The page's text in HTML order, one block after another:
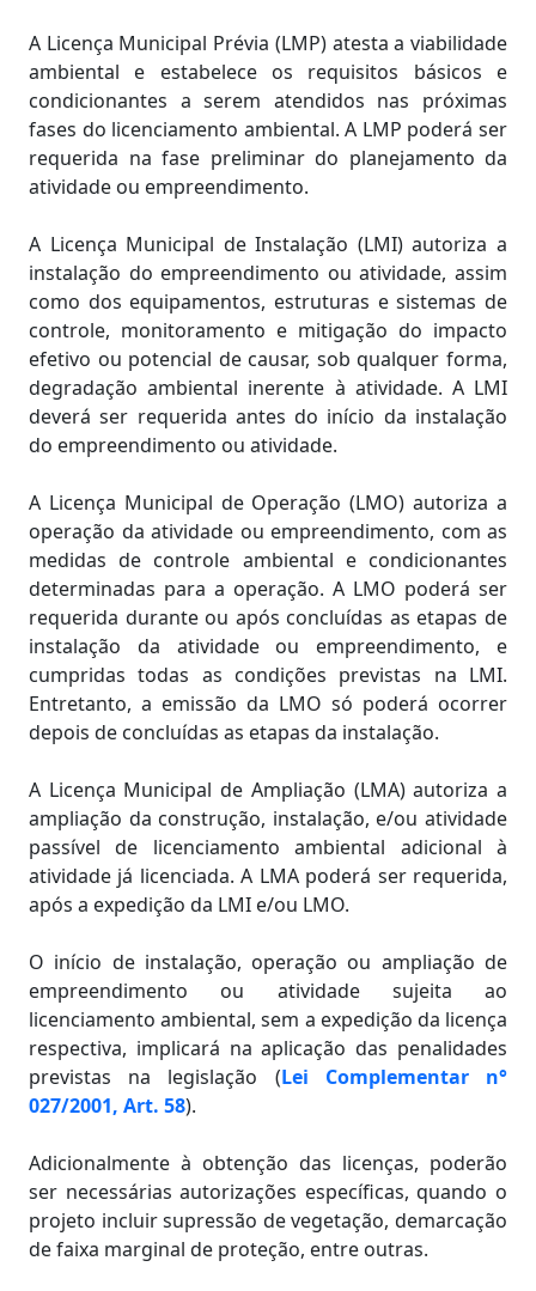
A Licença Municipal Prévia (LMP) atesta a viabilidade
ambiental e estabelece os requisitos básicos e
condicionantes a serem atendidos nas próximas
fases do licenciamento ambiental. A LMP poderá ser
requerida na fase preliminar do planejamento da
atividade ou empreendimento.
A Licença Municipal de Instalação (LMI) autoriza a
instalação do empreendimento ou atividade, assim
como dos equipamentos, estruturas e sistemas de
controle, monitoramento e mitigação do impacto
efetivo ou potencial de causar, sob qualquer forma,
degradação ambiental inerente à atividade. A LMI
deverá ser requerida antes do início da instalação
do empreendimento ou atividade.
A Licença Municipal de Operação (LMO) autoriza a
operação da atividade ou empreendimento, com as
medidas de controle ambiental e condicionantes
determinadas para a operação. A LMO poderá ser
requerida durante ou após concluídas as etapas de
instalação da atividade ou empreendimento, e
cumpridas todas as condições previstas na LMI.
Entretanto, a emissão da LMO só poderá ocorrer
depois de concluídas as etapas da instalação.
A Licença Municipal de Ampliação (LMA) autoriza a
ampliação da construção, instalação, e/ou atividade
passível de licenciamento ambiental adicional à
atividade já licenciada. A LMA poderá ser requerida,
após a expedição da LMI e/ou LMO.
O início de instalação, operação ou ampliação de
empreendimento ou atividade sujeita ao
licenciamento ambiental, sem a expedição da licença
respectiva, implicará na aplicação das penalidades
previstas na legislação (Lei Complementar n°
027/2001, Art. 58).
Adicionalmente à obtenção das licenças, poderão
ser necessárias autorizações específicas, quando o
projeto incluir supressão de vegetação, demarcação
de faixa marginal de proteção, entre outras.